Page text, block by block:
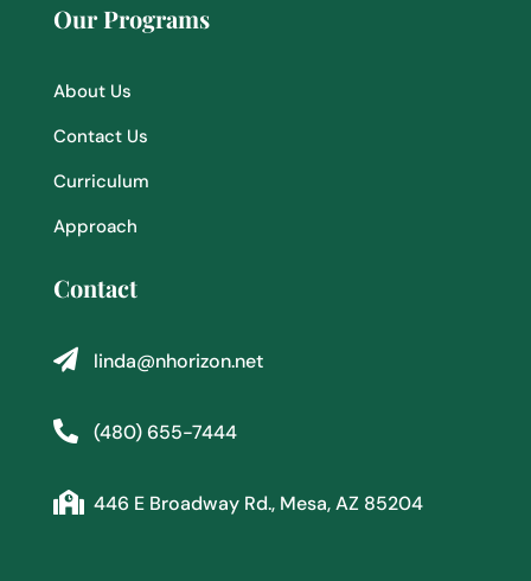
Our Programs
About Us
Contact Us
Curriculum
Approach
Contact
 linda@nhorizon.net
 (480) 655-7444
 446 E Broadway Rd., Mesa, AZ 85204